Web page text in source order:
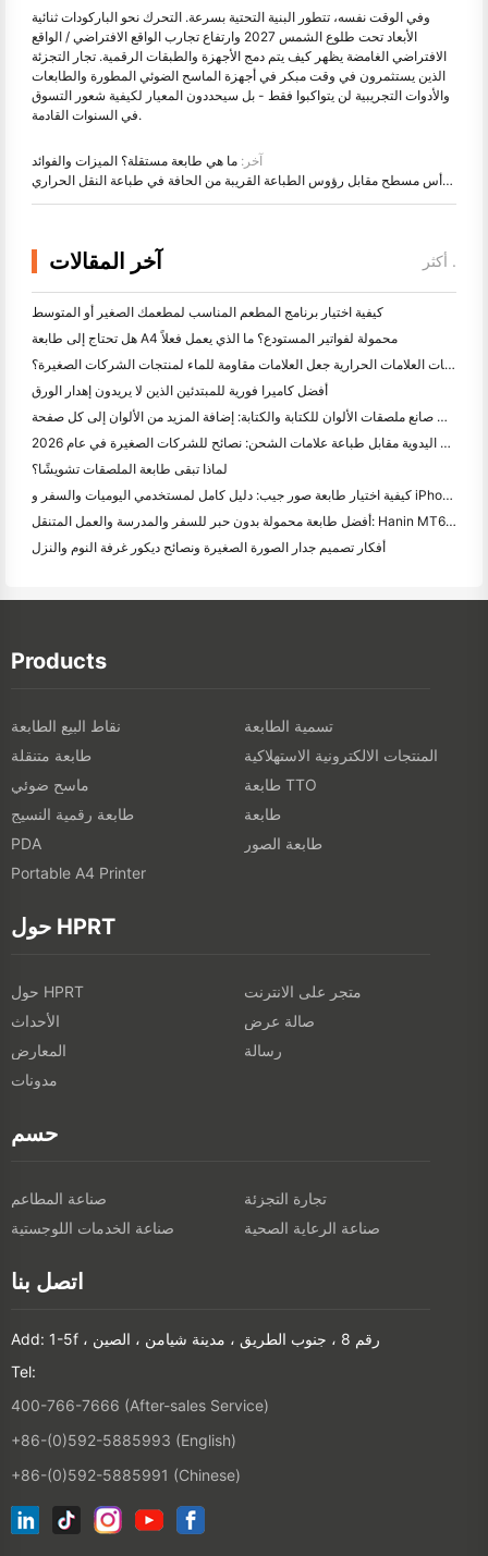
وفي الوقت نفسه، تتطور البنية التحتية بسرعة. التحرك نحو الباركودات ثنائية
الأبعاد تحت طلوع الشمس 2027 وارتفاع تجارب الواقع الافتراضي / الواقع
الافتراضي الغامضة يظهر كيف يتم دمج الأجهزة والطبقات الرقمية. تجار التجزئة
الذين يستثمرون في وقت مبكر في أجهزة الماسح الضوئي المطورة والطابعات
والأدوات التجريبية لن يتواكبوا فقط - بل سيحددون المعيار لكيفية شعور التسوق
في السنوات القادمة.
آخر: ما هي طابعة مستقلة؟ الميزات والفوائد
التالي: رأس مسطح مقابل رؤوس الطباعة القريبة من الحافة في طباعة النقل الحراري
آخر المقالات أكثر .
كيفية اختيار برنامج المطعم المناسب لمطعمك الصغير أو المتوسط
هل تحتاج إلى طابعة A4 محمولة لفواتير المستودع؟ ما الذي يعمل فعلاً
هل يمكن لطابعات العلامات الحرارية جعل العلامات مقاومة للماء لمنتجات الشركات الصغيرة؟
أفضل كاميرا فورية للمبتدئين الذين لا يريدون إهدار الورق
أفضل صانع ملصقات الألوان للكتابة والكتابة: إضافة المزيد من الألوان إلى كل صفحة
الكتابة اليدوية مقابل طباعة علامات الشحن: نصائح للشركات الصغيرة في عام 2026
لماذا تبقى طابعة الملصقات تشويشًا؟
كيفية اختيار طابعة صور جيب: دليل كامل لمستخدمي اليوميات والسفر و iPhone
أفضل طابعة محمولة بدون حبر للسفر والمدرسة والعمل المتنقل: Hanin MT620 Pro Review
أفكار تصميم جدار الصورة الصغيرة ونصائح ديكور غرفة النوم والنزل
Products
نقاط البيع الطابعة
تسمية الطابعة
طابعة متنقلة
المنتجات الالكترونية الاستهلاكية
ماسح ضوئي
طابعة TTO
طابعة رقمية النسيج
طابعة
PDA
طابعة الصور
Portable A4 Printer
حول HPRT
حول HPRT
متجر على الانترنت
الأحداث
صالة عرض
المعارض
رسالة
مدونات
حسم
صناعة المطاعم
تجارة التجزئة
صناعة الخدمات اللوجستية
صناعة الرعاية الصحية
اتصل بنا
Add: 1-5f ، رقم 8 ، جنوب الطريق ، مدينة شيامن ، الصين
Tel:
400-766-7666 (After-sales Service)
+86-(0)592-5885993 (English)
+86-(0)592-5885991 (Chinese)